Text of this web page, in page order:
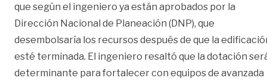
que según el ingeniero ya están aprobados por la
Dirección Nacional de Planeación (DNP), que
desembolsaría los recursos después de que la
esté terminada. El ingeniero resaltó que la dotación
determinante para fortalecer con equipos de avanzada